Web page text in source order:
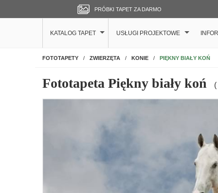
PRÓBKI TAPET ZA DARMO
KATALOG TAPET USŁUGI PROJEKTOWE
FOTOTAPETYNA ŚCIANĘ
ZWIERZĘTA KONIE PIĘKNY BIAŁY KOŃ
Fototapeta Piękny biały koń